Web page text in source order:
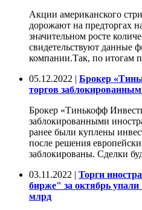
Акции американского
дорожают на предторгах
значительном росте
свидетельствуют данные
компании.Так, по итогам
05.12.2022 | Брокер
торгов
Брокер «Тинькофф
заблокированными
ранее были куплены
после решения
заблокированы. Сделки
03.11.2022 | Торги
бирже" за октябрь упали
млрд